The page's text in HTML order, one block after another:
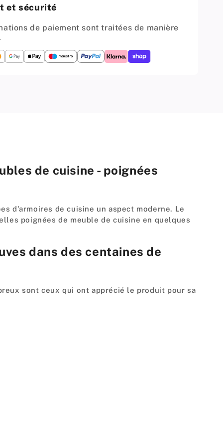
totales
148mm)
-
Noir
et sécurité
de paiement sont traitées de manière
de cuisine - poignées
d'armoires de cuisine un aspect moderne. Le
poignées de meuble de cuisine en quelques
dans des centaines de
sont ceux qui ont apprécié le produit pour sa